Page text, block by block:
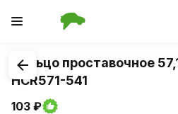
1/1
Кольцо проставочное
HCR571-541
103 ₽